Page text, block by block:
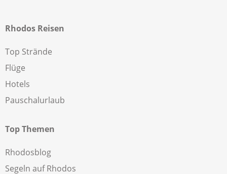
Rhodos Reisen
Top Strände
Flüge
Hotels
Pauschalurlaub
Top Themen
Rhodosblog
Segeln auf Rhodos